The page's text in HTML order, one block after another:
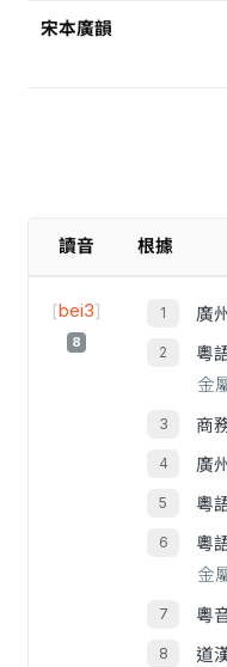
宋本廣韻
讀音 根據
[bei3]
8
廣
粵
金
商
廣
粵
粵
金
粵
道